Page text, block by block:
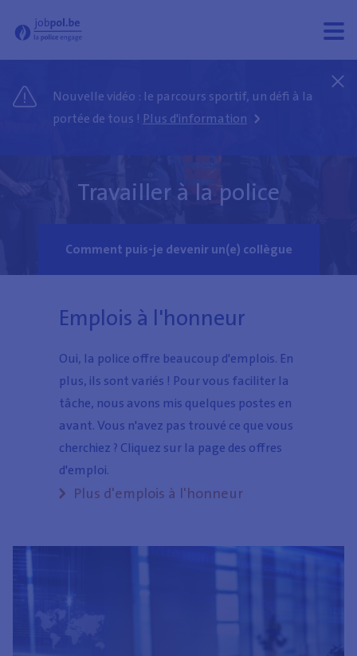
Jobpol - Bienvenue sur le site du recrutement de la police
menu
menu
Nouvelle vidéo : le parcours sportif, un défi à la
portée de tous ! Plus d'information
Travailler à la police
Comment puis-je devenir un(e) collègue
Emplois à l'honneur
Oui, la police offre beaucoup d'emplois. En
plus, ils sont variés ! Pour vous faciliter la
tâche, nous avons mis quelques postes en
avant. Vous n'avez pas trouvé ce que vous
cherchiez ? Cliquez sur la page des offres
d'emploi.
Plus d'emplois à l'honneur